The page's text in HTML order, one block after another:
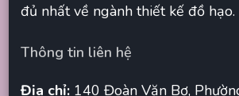
đủ nhất về ngành thiết kế đồ hạo.
Thông tin liên hệ
Địa chỉ: 140 Đoàn Văn Bơ,